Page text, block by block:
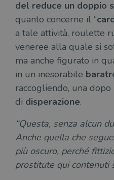
del reduce un doppio
quanto concerne il “
a tale attività, roulette
veneree alla quale si
ma anche figurato in
in un inesorabile
raccogliendo, una dopo
di disperazione.
“Questa, senza alcun
Anche quella che
più oscuro, perché
prostitute qui contenuti